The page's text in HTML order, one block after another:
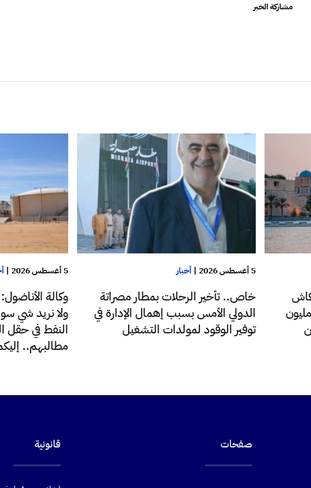
مشاركة الخبر
للدولار اليوم فقط تجاوزت 72 مليون
5 أغسطس 2026 | أخبار
خاص.. تأخير الرحلات بمطار مصراتة
الدولي الأمس بسبب إهمال الإدارة في
توفير الوقود لمولدات التشغيل
5 أغسطس 2026 |
وكالة
ولا نريد شي
النفط في حقل
مطالبهم..
صفحات قانونية